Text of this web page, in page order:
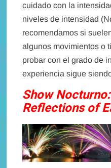
cuidado con la
niveles de intensidad
recomendamos si
algunos movimientos o
probar con el grado de
experiencia sigue
Show
Reflections of